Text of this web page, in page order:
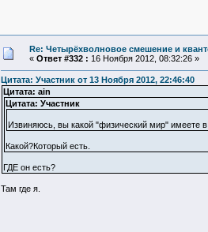
Re: Четырёхволновое смешение и
« Ответ #332 : 16 Ноября 2012, 08:32:26 »
Цитата: Участник от 13 Ноября 2012, 22:46:40
Цитата: ain
Цитата: Участник
Извиняюсь, вы какой "физический мир" имеете
Какой?Который есть.
ГДЕ он есть?
Там где я.